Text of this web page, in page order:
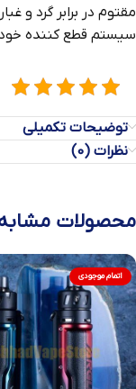
مقتوم در برابر گرد و غبار
سیستم قطع کننده خودکار 10
توضیحات تکمیلی
نظرات (0)
محصولات
اتمام موجودی